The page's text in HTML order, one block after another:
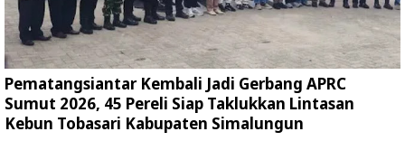
Pematangsiantar Kembali Jadi Gerbang APRC
Sumut 2026, 45 Pereli Siap Taklukkan Lintasan
Kebun Tobasari Kabupaten Simalungun